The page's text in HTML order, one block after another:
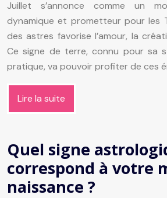
Juillet s’annonce comme un
dynamique et prometteur pour les
des astres favorise l’amour, la
Ce signe de terre, connu pour sa
pratique, va pouvoir profiter de ces
Lire la suite
Quel signe
correspond à votre
naissance ?